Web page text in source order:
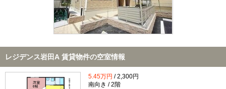
レジデンス岩田A 賃貸物件の空室情報
5.45万円 / 2,300円
南向き / 2階